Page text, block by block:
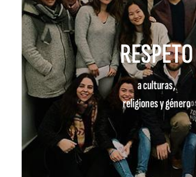
RESPETO
a culturas,
religiones y género